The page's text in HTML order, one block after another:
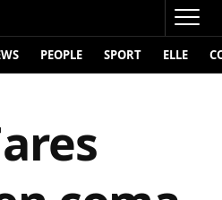
PEOPLE SPORT ELLE